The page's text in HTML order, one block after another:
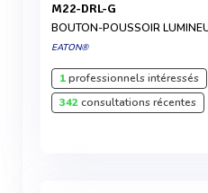
M22-DRL-G
BOUTON-POUSSOIR
EATON®
1professionnels intéressés
342consultations récentes